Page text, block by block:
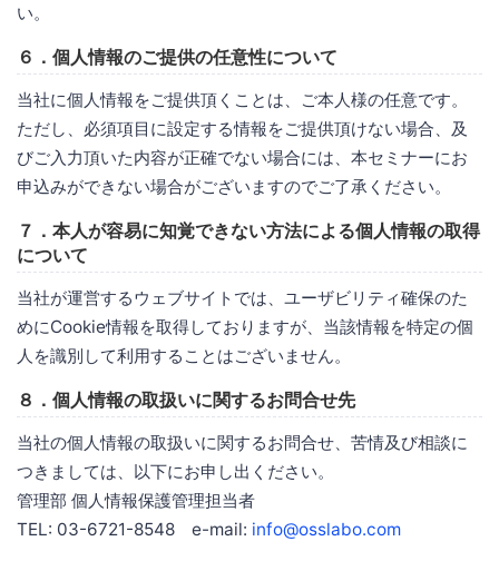
い。
６．個人情報のご提供の任意性について
当社に個人情報をご提供頂くことは、ご本人様の任意です。
ただし、必須項目に設定する情報をご提供頂けない場合、及
びご入力頂いた内容が正確でない場合には、本セミナーにお
申込みができない場合がございますのでご了承ください。
７．本人が容易に知覚できない方法による個人情報の取得
について
当社が運営するウェブサイトでは、ユーザビリティ確保のた
めにCookie情報を取得しておりますが、当該情報を特定の個
人を識別して利用することはございません。
８．個人情報の取扱いに関するお問合せ先
当社の個人情報の取扱いに関するお問合せ、苦情及び相談に
つきましては、以下にお申し出ください。
管理部 個人情報保護管理担当者
TEL: 03-6721-8548 e-mail: info@osslabo.com